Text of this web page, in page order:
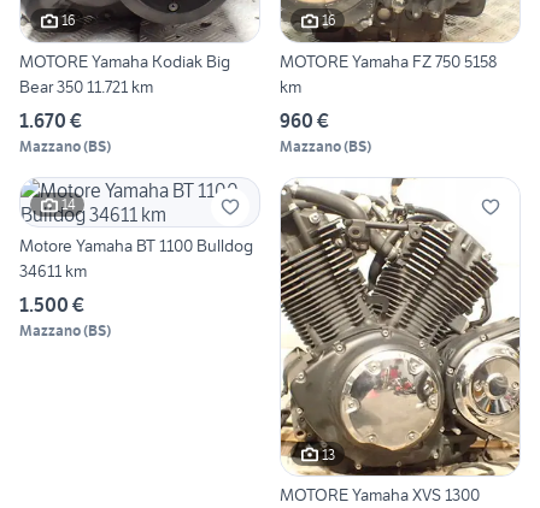
16
MOTORE Yamaha Kodiak Big
Bear 350 11.721 km
1.670 €
Mazzano(BS)
16
MOTORE Yamaha FZ 750 5158
km
960 €
Mazzano(BS)
14
Motore Yamaha BT 1100 Bulldog
34611 km
1.500 €
Mazzano(BS)
13
MOTORE Yamaha XVS 1300